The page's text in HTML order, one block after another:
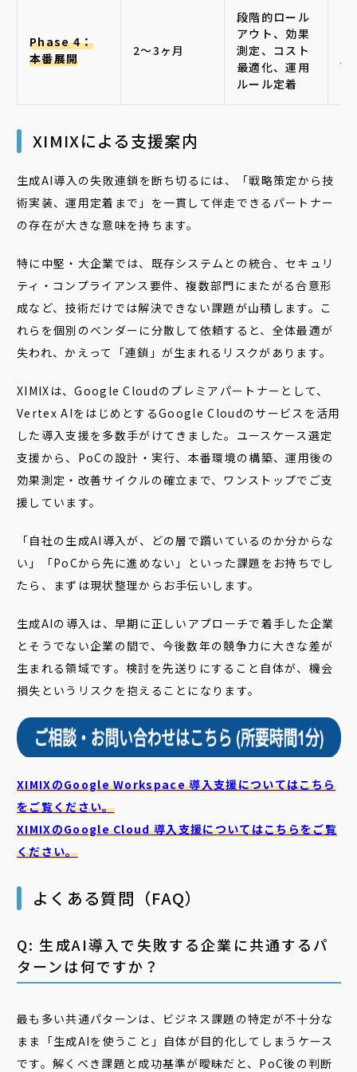
Phase 4：
本番展開
2〜3ヶ月
段階的ロール
アウト、効果
測定、コスト
最適化、運用
ルール定着
月
XIMIXによる支援案内
生成AI導入の失敗連鎖を断ち切るには、「戦略策定から技
術実装、運用定着まで」を一貫して伴走できるパートナー
の存在が大きな意味を持ちます。
特に中堅・大企業では、既存システムとの統合、セキュリ
ティ・コンプライアンス要件、複数部門にまたがる合意形
成など、技術だけでは解決できない課題が山積します。こ
れらを個別のベンダーに分散して依頼すると、全体最適が
失われ、かえって「連鎖」が生まれるリスクがあります。
XIMIXは、Google Cloudのプレミアパートナーとして、
Vertex AIをはじめとするGoogle Cloudのサービスを活用
した導入支援を多数手がけてきました。ユースケース選定
支援から、PoCの設計・実行、本番環境の構築、運用後の
効果測定・改善サイクルの確立まで、ワンストップでご支
援しています。
「自社の生成AI導入が、どの層で躓いているのか分からな
い」「PoCから先に進めない」といった課題をお持ちでし
たら、まずは現状整理からお手伝いします。
生成AIの導入は、早期に正しいアプローチで着手した企業
とそうでない企業の間で、今後数年の競争力に大きな差が
生まれる領域です。検討を先送りにすること自体が、機会
損失というリスクを抱えることになります。
XIMIXのGoogle Workspace 導入支援についてはこちら
をご覧ください。
XIMIXのGoogle Cloud導入支援についてはこちらをご覧
ください。
よくある質問（FAQ）
Q: 生成AI導入で失敗する企業に共通するパ
ターンは何ですか？
最も多い共通パターンは、ビジネス課題の特定が不十分な
まま「生成AIを使うこと」自体が目的化してしまうケース
です。解くべき課題と成功基準が曖昧だと、PoC後の判断